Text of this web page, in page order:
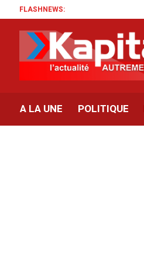
FLASHNEWS:
A LA UNE POLITIQUE